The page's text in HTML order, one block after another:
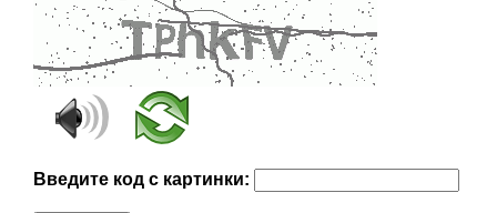
Введите код с картинки: